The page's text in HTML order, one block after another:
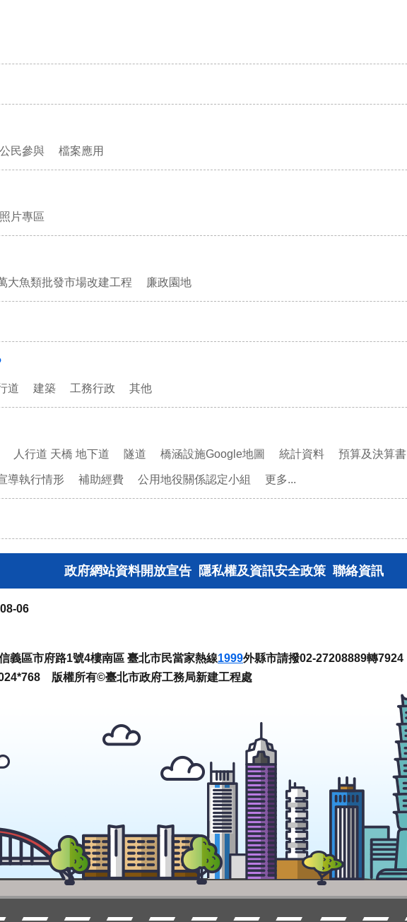
公民參與 檔案應用
照片專區
大魚類批發市場改建工程 廉政園地
道 建築 工務行政 其他
人行道 天橋 地下道 隧道 橋涵設施Google地圖 統計資料 預算及決算書
導執行情形 補助經費 公用地役關係認定小組 更多...
政府網站資料開放宣告 隱私權及資訊安全政策 聯絡資訊
06
義區市府路1號4樓南區 臺北市民當家熱線1999外縣市請撥02-27208889轉7924
版權所有©臺北市政府工務局新建工程處